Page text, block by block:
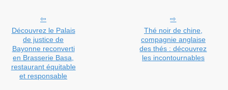
Découvrez le Palais
de justice de
Bayonne reconverti
en Brasserie Basa,
restaurant équitable
et responsable
Thé noir de chine,
compagnie anglaise
des thés : découvrez
les incontournables